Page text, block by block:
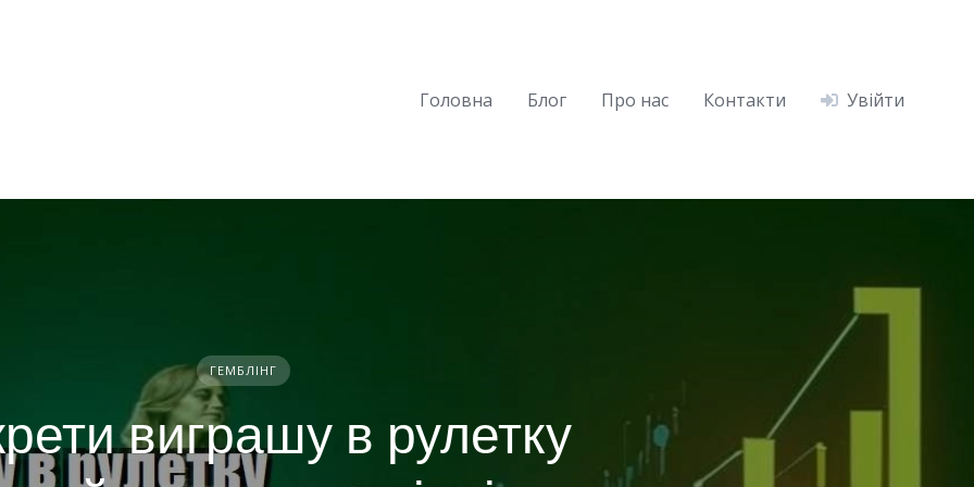
Головна
Блог Про нас Контакти Увійти
ГЕМБЛІНГ
виграшу в рулетку